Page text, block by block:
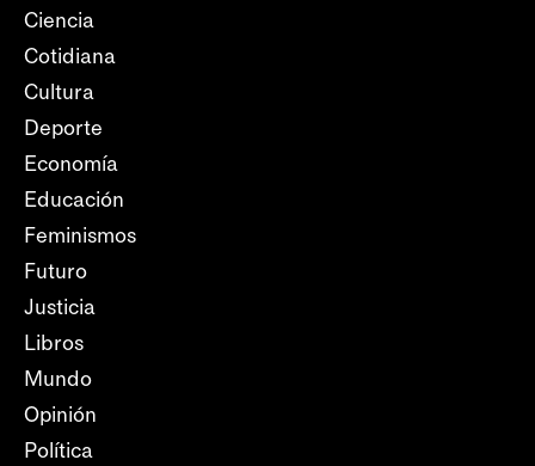
Ciencia
Cotidiana
Cultura
Deporte
Economía
Educación
Feminismos
Futuro
Justicia
Libros
Mundo
Opinión
Política